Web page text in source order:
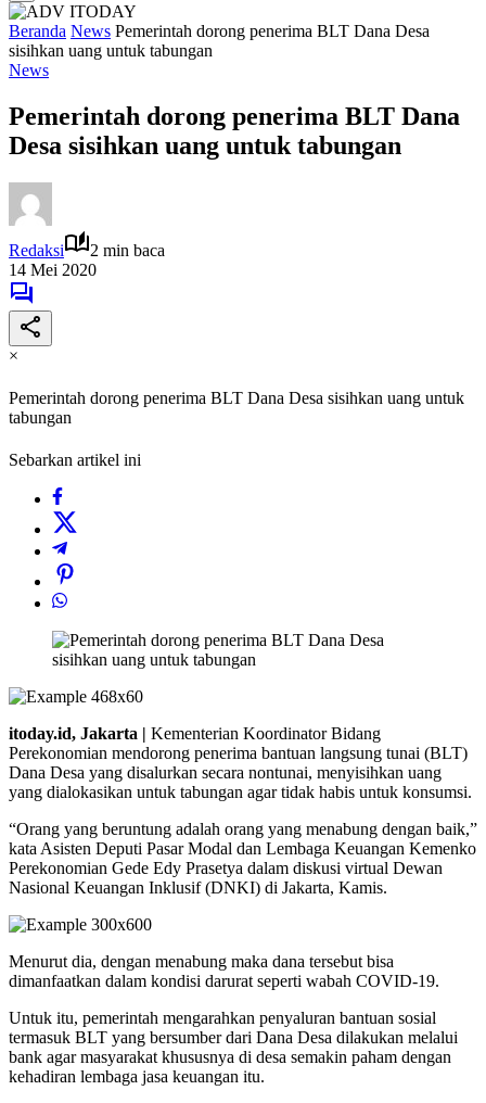
Beranda News Pemerintah dorong penerima BLT Dana Desa
sisihkan uang untuk tabungan
News
Pemerintah dorong penerima BLT Dana
Desa sisihkan uang untuk tabungan
Redaksi
2 min baca
14 Mei 2020
×
Pemerintah dorong penerima BLT Dana Desa sisihkan uang untuk
tabungan
Sebarkan artikel ini
itoday.id, Jakarta | Kementerian Koordinator Bidang
Perekonomian mendorong penerima bantuan langsung tunai (BLT)
Dana Desa yang disalurkan secara nontunai, menyisihkan uang
yang dialokasikan untuk tabungan agar tidak habis untuk konsumsi.
“Orang yang beruntung adalah orang yang menabung dengan baik,”
kata Asisten Deputi Pasar Modal dan Lembaga Keuangan Kemenko
Perekonomian Gede Edy Prasetya dalam diskusi virtual Dewan
Nasional Keuangan Inklusif (DNKI) di Jakarta, Kamis.
Menurut dia, dengan menabung maka dana tersebut bisa
dimanfaatkan dalam kondisi darurat seperti wabah COVID-19.
Untuk itu, pemerintah mengarahkan penyaluran bantuan sosial
termasuk BLT yang bersumber dari Dana Desa dilakukan melalui
bank agar masyarakat khususnya di desa semakin paham dengan
kehadiran lembaga jasa keuangan itu.